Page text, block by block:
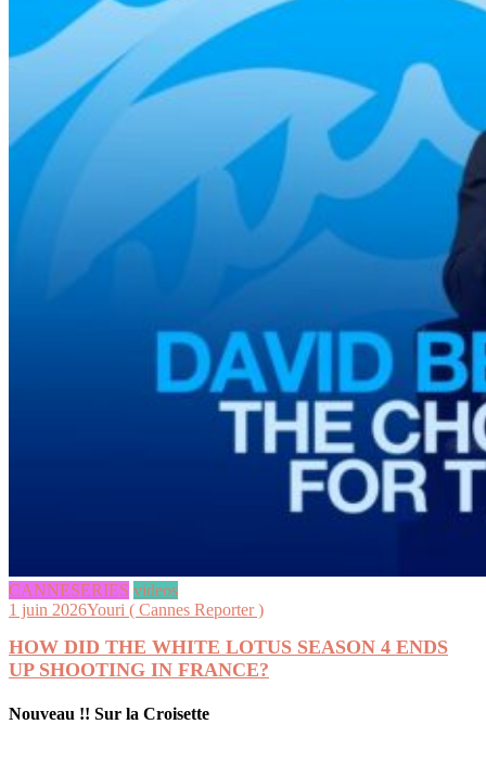
CANNESERIES videos
1 juin 2026Youri ( Cannes Reporter )
HOW DID THE WHITE LOTUS SEASON 4 ENDS
UP SHOOTING IN FRANCE?
Nouveau !! Sur la Croisette